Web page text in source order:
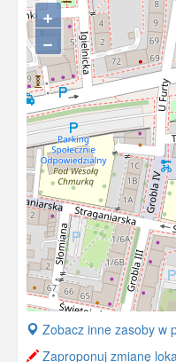
+
−
+
Zobacz inne zasoby w
Zaproponuj zmianę